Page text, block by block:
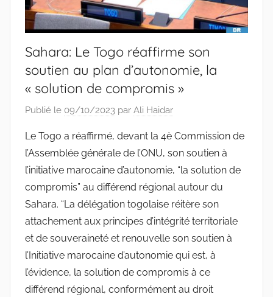
Sahara: Le Togo réaffirme son
soutien au plan d’autonomie, la
« solution de compromis »
Publié le 09/10/2023 par Ali Haidar
Le Togo a réaffirmé, devant la 4è Commission de
l’Assemblée générale de l’ONU, son soutien à
l’initiative marocaine d’autonomie, “la solution de
compromis” au différend régional autour du
Sahara. “La délégation togolaise réitère son
attachement aux principes d’intégrité territoriale
et de souveraineté et renouvelle son soutien à
l’Initiative marocaine d’autonomie qui est, à
l’évidence, la solution de compromis à ce
différend régional, conformément au droit